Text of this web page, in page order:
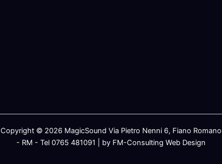
Copyright © 2026 MagicSound Via Pietro Nenni 6, Fiano Romano
- RM - Tel 0765 481091 | by FM-Consulting Web Design